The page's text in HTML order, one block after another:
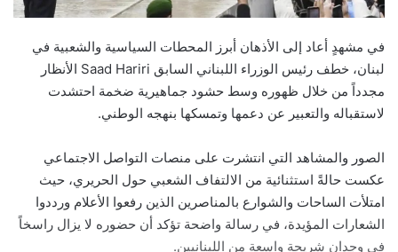
في مشهدٍ أعاد إلى الأذهان أبرز المحطات السياسية والشعبية في
لبنان، خطف رئيس الوزراء اللبناني السابق Saad Hariri الأنظار
مجدداً من خلال ظهوره وسط حشود جماهيرية ضخمة احتشدت
لاستقباله والتعبير عن دعمها وتمسكها بنهجه الوطني.
الصور والمشاهد التي انتشرت على منصات التواصل الاجتماعي
عكست حالةً استثنائية من الالتفاف الشعبي حول الحريري، حيث
امتلأت الساحات والشوارع بالمناصرين الذين رفعوا الأعلام ورددوا
الشعارات المؤيدة، في رسالة واضحة تؤكد أن حضوره لا يزال راسخاً
في وجدان شريحة واسعة من اللبنانيين.